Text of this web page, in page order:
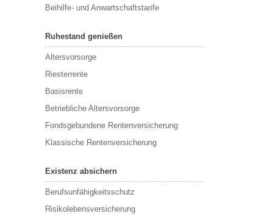
Beihilfe- und Anwartschaftstarife
Ruhestand genießen
Altersvorsorge
Riesterrente
Basisrente
Betriebliche Altersvorsorge
Fondsgebundene Rentenversicherung
Klassische Rentenversicherung
Existenz absichern
Berufsunfähigkeitsschutz
Risikolebensversicherung